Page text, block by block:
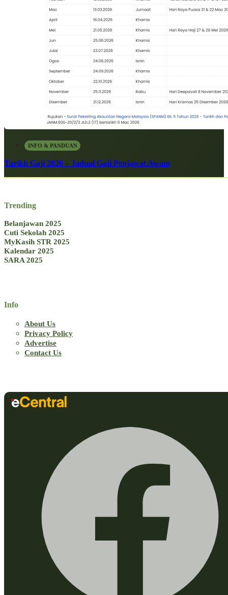
INFO & PANDUAN
Tarikh Gaji 2026 – Jadual Gaji Penjawat Awam
Trending
Belanjawan 2025
Cuti Sekolah 2025
MyKasih STR 2025
Kalendar 2025
SARA 2025
Info
About Us
Privacy Policy
Advertise
Contact Us